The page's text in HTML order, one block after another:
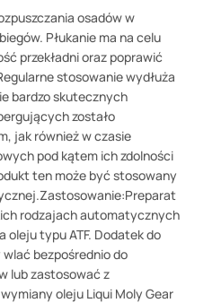
osadów w
Płukanie ma na celu
przekładni oraz poprawić
stosowanie wydłuża
bardzo skutecznych
zostało
jak również w czasie
pod kątem ich zdolności
ten może być stosowany
rodzajach automatycznych
typu ATF. Dodatek do
bezpośrednio do
lub zastosować z
oleju Liqui Moly Gear